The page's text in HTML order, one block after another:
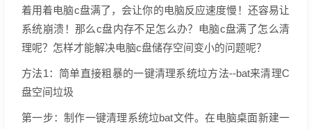
着用着电脑c盘满了，会让你的电脑反应速度慢！还容易让
系统崩溃！那么c盘内存不足怎么办？电脑c盘满了怎么清
理呢？怎样才能解决电脑c盘储存空间变小的问题呢？
方法1：简单直接粗暴的一键清理系统垃方法--bat来清理C
盘空间垃圾
第一步：制作一键清理系统垃bat文件。在电脑桌面新建一